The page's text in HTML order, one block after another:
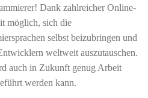
Dank zahlreicher Online-
möglich, sich die
selbst beizubringen und
weltweit auszutauschen.
auch in Zukunft genug Arbeit
werden kann.